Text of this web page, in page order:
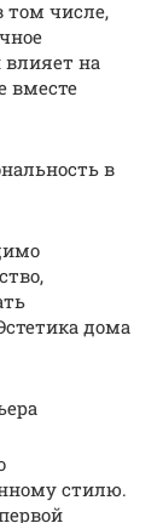
том числе,
влияет на
вместе
в
дома
стилю.